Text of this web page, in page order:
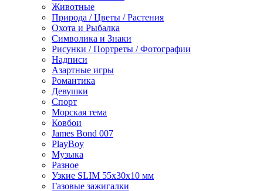
Животные
Природа / Цветы / Растения
Охота и Рыбалка
Символика и Знаки
Рисунки / Портреты / Фотографии
Надписи
Азартные игры
Романтика
Девушки
Спорт
Морская тема
Ковбои
James Bond 007
PlayBoy
Музыка
Разное
Узкие SLIM 55x30x10 мм
Газовые зажигалки